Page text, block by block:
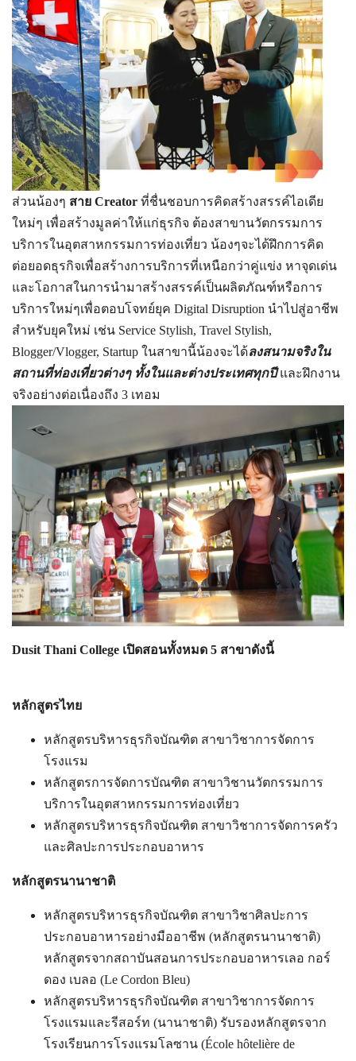
ส่วนน้องๆ สาย Creator ที่ชื่นชอบการคิดสร้างสรรค์ไอเดีย
ใหม่ๆ เพื่อสร้างมูลค่าให้แก่ธุรกิจ ต้องสาขานวัตกรรมการ
บริการในอุตสาหกรรมการท่องเที่ยว น้องๆจะได้ฝึกการคิด
ต่อยอดธุรกิจเพื่อสร้างการบริการที่เหนือกว่าคู่แข่ง หาจุดเด่น
และโอกาสในการนำมาสร้างสรรค์เป็นผลิตภัณฑ์หรือการ
บริการใหม่ๆเพื่อตอบโจทย์ยุค Digital Disruption นำไปสู่อาชีพ
สำหรับยุคใหม่ เช่น Service Stylish, Travel Stylish,
Blogger/Vlogger, Startup ในสาขานี้น้องจะได้ลงสนามจริงใน
สถานที่ท่องเที่ยวต่างๆ ทั้งในและต่างประเทศทุกปีและฝึกงาน
จริงอย่างต่อเนื่องถึง 3 เทอม
Dusit Thani College เปิดสอนทั้งหมด 5 สาขาดังนี้
หลักสูตรไทย
หลักสูตรบริหารธุรกิจบัณฑิต สาขาวิชาการจัดการ
โรงแรม
หลักสูตรการจัดการบัณฑิต สาขาวิชานวัตกรรมการ
บริการในอุตสาหกรรมการท่องเที่ยว
หลักสูตรบริหารธุรกิจบัณฑิต สาขาวิชาการจัดการครัว
และศิลปะการประกอบอาหาร
หลักสูตรนานาชาติ
หลักสูตรบริหารธุรกิจบัณฑิต สาขาวิชาศิลปะการ
ประกอบอาหารอย่างมืออาชีพ (หลักสูตรนานาชาติ)
หลักสูตรจากสถาบันสอนการประกอบอาหารเลอ กอร์
ดอง เบลอ (Le Cordon Bleu)
หลักสูตรบริหารธุรกิจบัณฑิต สาขาวิชาการจัดการ
โรงแรมและรีสอร์ท (นานาชาติ) รับรองหลักสูตรจาก
โรงเรียนการโรงแรมโลซาน (École hôtelière de